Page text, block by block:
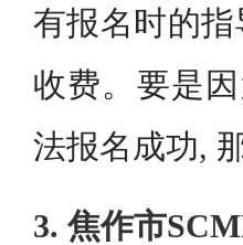
有报名时的
收费。要是
法报名成功,
3. 焦作市